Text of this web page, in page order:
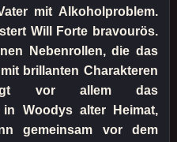
mit Alkoholproblem.
Will Forte bravourös.
Nebenrollen, die das
brillanten Charakteren
vor allem das
in Woodys alter Heimat,
gemeinsam vor dem